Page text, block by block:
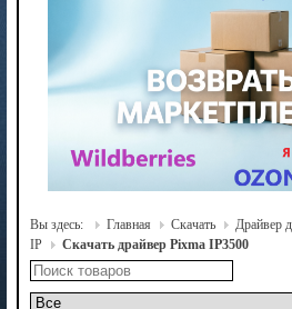
Вы здесь: Главная Скачать Драйвер
IP
Скачать драйвер Pixma IP3500